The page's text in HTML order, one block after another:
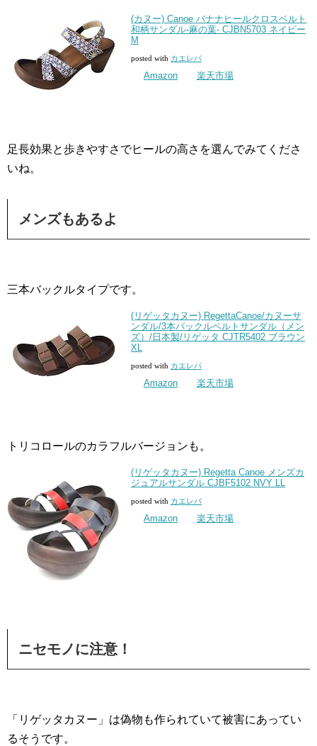
(カヌー) Canoe バナナヒールクロスベルト
和柄サンダル-麻の葉- CJBN5703 ネイビー
M
posted with カエレバ
Amazon 楽天市場
足長効果と歩きやすさでヒールの高さを選んでみてくださ
いね。
メンズもあるよ
三本バックルタイプです。
(リゲッタカヌー) RegettaCanoe/カヌーサ
ンダル/3本バックルベルトサンダル（メン
ズ）/日本製/リゲッタ CJTR5402 ブラウン
XL
posted with カエレバ
Amazon 楽天市場
トリコロールのカラフルバージョンも。
(リゲッタカヌー) Regetta Canoe メンズカ
ジュアルサンダル CJBF5102 NVY LL
posted with カエレバ
Amazon 楽天市場
ニセモノに注意！
「リゲッタカヌー」は偽物も作られていて被害にあってい
るそうです。